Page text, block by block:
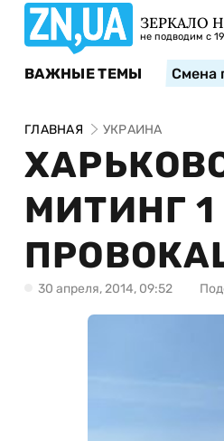
ЗЕРКАЛО
не подводим с
ВАЖНЫЕ ТЕМЫ Смена
ГЛАВНАЯ УКРАИНА
МИТИНГ
30 апреля, 2014, 09:52